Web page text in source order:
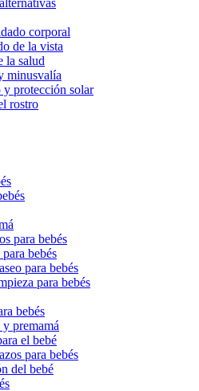
corporal
de la vista
la salud
minusvalía
y protección solar
rostro
para bebés
bebés
para bebés
para bebés
bebés
premamá
el bebé
para bebés
del bebé